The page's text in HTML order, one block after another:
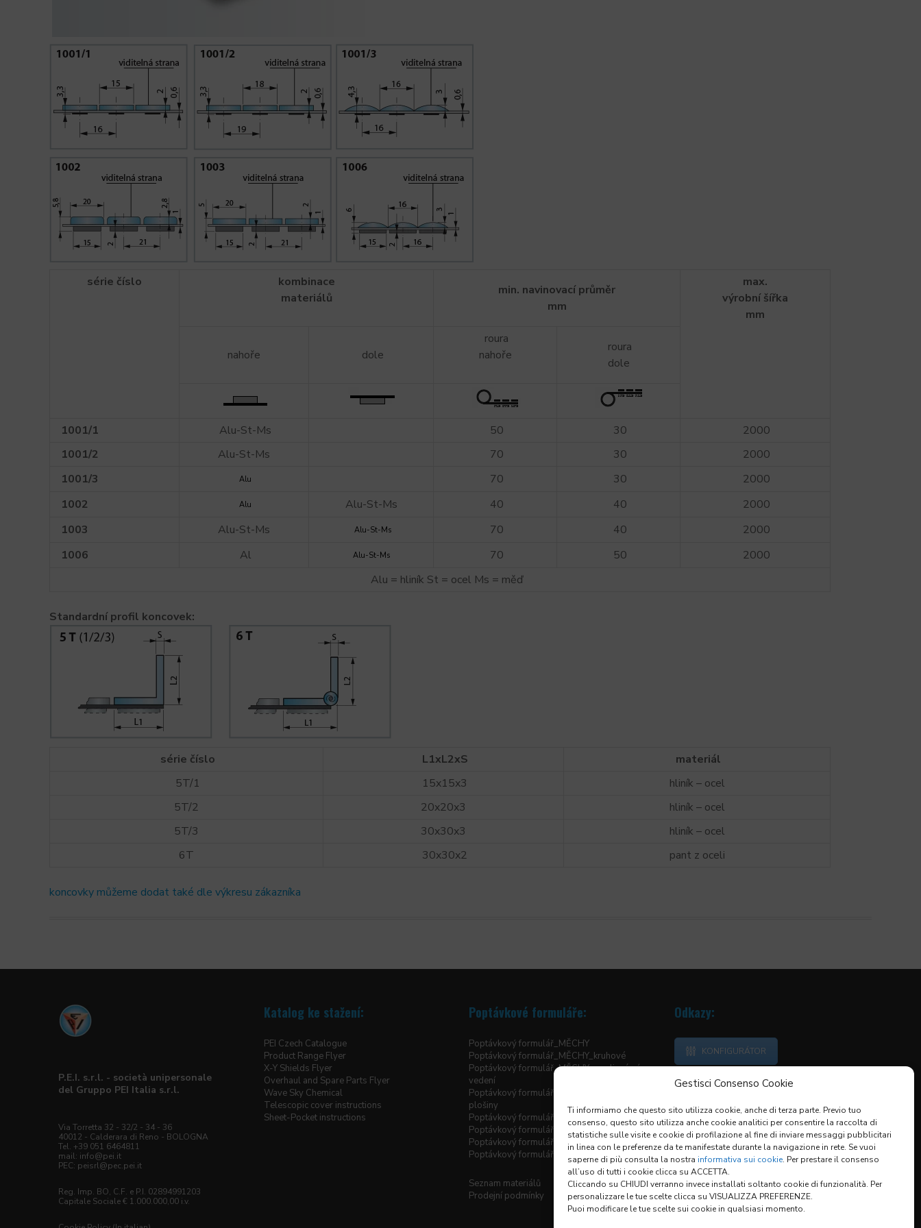
Gestisci Consenso Cookie
Ti informiamo che questo sito utilizza cookie, anche di terza parte. Previo tuo
consenso, questo sito utilizza anche cookie analitici per consentire la raccolta di
statistiche sulle visite e cookie di profilazione al fine di inviare messaggi pubblicitari
in linea con le preferenze da te manifestate durante la navigazione in rete. Se vuoi
saperne di più consulta la nostra informativa sui cookie. Per prestare il consenso
all’uso di tutti i cookie clicca su ACCETTA.
Cliccando su CHIUDI verranno invece installati soltanto cookie di funzionalità. Per
personalizzare le tue scelte clicca su VISUALIZZA PREFERENZE.
Puoi modificare le tue scelte sui cookie in qualsiasi momento.
série číslo
kombinace
materiálů
min. navinovací průměr
mm
max.
výrobní šířka
mm
nahoře dole
roura
nahoře
roura
dole
1001/1 Alu-St-Ms 50 30
2000
1001/2
Alu-St-Ms 70 30
2000
1001/3
Alu 70 30
2000
1002
Alu Alu-St-Ms 40 40
2000
1003
Alu-St-Ms Alu-St-Ms 70 40
2000
1006
Al Alu-St-Ms 70 50
2000
Alu = hliník St = ocel Ms = měď
Standardní profil koncovek:
série číslo L1xL2xS
materiál
5T/1
15x15x3
hliník – ocel
5T/2
20x20x3
hliník – ocel
5T/3
30x30x3
hliník – ocel
6T
30x30x2 pant z oceli
koncovky můžeme dodat také dle výkresu zákazníka
P.E.I. s.r.l. - società unipersonale
del Gruppo PEI Italia s.r.l.
Via Torretta 32 - 32/2 - 34 - 36
40012 - Calderara di Reno - BOLOGNA
Tel. +39 051 6464811
mail: info@pei.it
PEC: peisrl@pec.pei.it
Reg. Imp. BO, C.F. e P.I. 02894991203
Capitale Sociale € 1.000.000,00 i.v.
Katalog ke stažení:
PEI Czech Catalogue
Product Range Flyer
X-Y Shields Flyer
Overhaul and Spare Parts Flyer
Wave Sky Chemical
Telescopic cover instructions
Sheet-Pocket instructions
Poptávkové formuláře:
Poptávkový formulář_MĚCHY
Poptávkový formulář_MĚCHY_kruhové
Poptávkový formulář_MĚCHY_pro lineární
vedení
Poptávkový formulář_MĚCHY_pro zvedací
plošiny
Poptávkový formulář_MĚCHY_šité hranaté
Poptávkový formulář_ROLETOVÉ KRYTY
Poptávkový formulář_TELESKOPICKÉ KRYTY
Poptávkový formulář_X-Y KRYTOVÁNÍ
Seznam materiálů
Prodejní podmínky
Odkazy:
KONFIGURÁTOR